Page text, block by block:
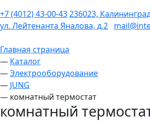
+7 (4012) 43-00-43236023,
ул. Лейтенанта Яналова, д.2
Главная страница
— Каталог
—Электрооборудование
— JUNG
— комнатный термостат
комнатный